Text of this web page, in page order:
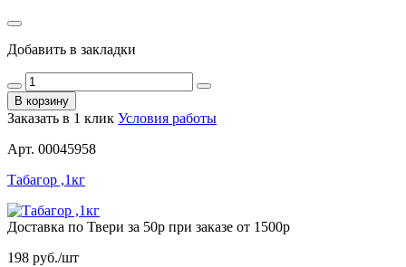
Добавить в закладки
В корзину
Заказать в 1 клик Условия работы
Арт. 00045958
Табагор ,1кг
Доставка по Твери за 50р при заказе от 1500р
198 руб./шт